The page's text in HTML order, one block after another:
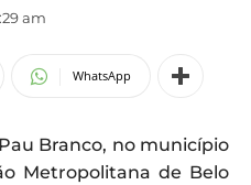
am
WhatsApp
Branco, no município
Metropolitana de Belo